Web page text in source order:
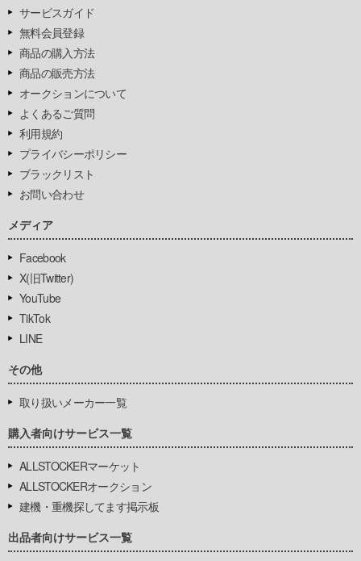
サービスガイド
無料会員登録
商品の購入方法
商品の販売方法
オークションについて
よくあるご質問
利用規約
プライバシーポリシー
ブラックリスト
お問い合わせ
メディア
Facebook
X(旧Twitter)
YouTube
TikTok
LINE
その他
取り扱いメーカー一覧
購入者向けサービス一覧
ALLSTOCKERマーケット
ALLSTOCKERオークション
建機・重機探してます掲示板
出品者向けサービス一覧